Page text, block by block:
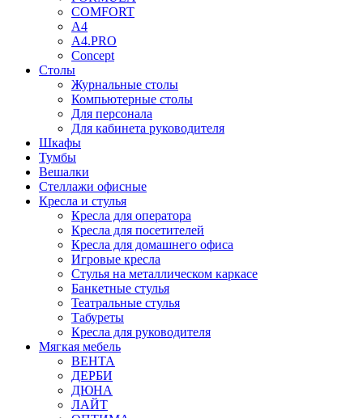
COMFORT
A4
A4.PRO
Concept
Столы
Журнальные столы
Компьютерные столы
Для персонала
Для кабинета руководителя
Шкафы
Тумбы
Вешалки
Стеллажи офисные
Кресла и стулья
Кресла для оператора
Кресла для посетителей
Кресла для домашнего офиса
Игровые кресла
Стулья на металлическом каркасе
Банкетные стулья
Театральные стулья
Табуреты
Кресла для руководителя
Мягкая мебель
ВЕНТА
ДЕРБИ
ДЮНА
ЛАЙТ